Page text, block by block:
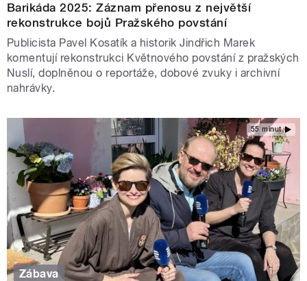
Barikáda 2025: Záznam přenosu z největší
rekonstrukce bojů Pražského povstání
Publicista Pavel Kosatík a historik Jindřich Marek
komentují rekonstrukci Květnového povstání z pražských
Nuslí, doplněnou o reportáže, dobové zvuky i archivní
nahrávky.
55 minut
Zábava